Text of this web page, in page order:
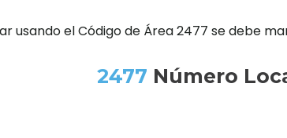
usando el Código de Área 2477 se debe
2477 Número